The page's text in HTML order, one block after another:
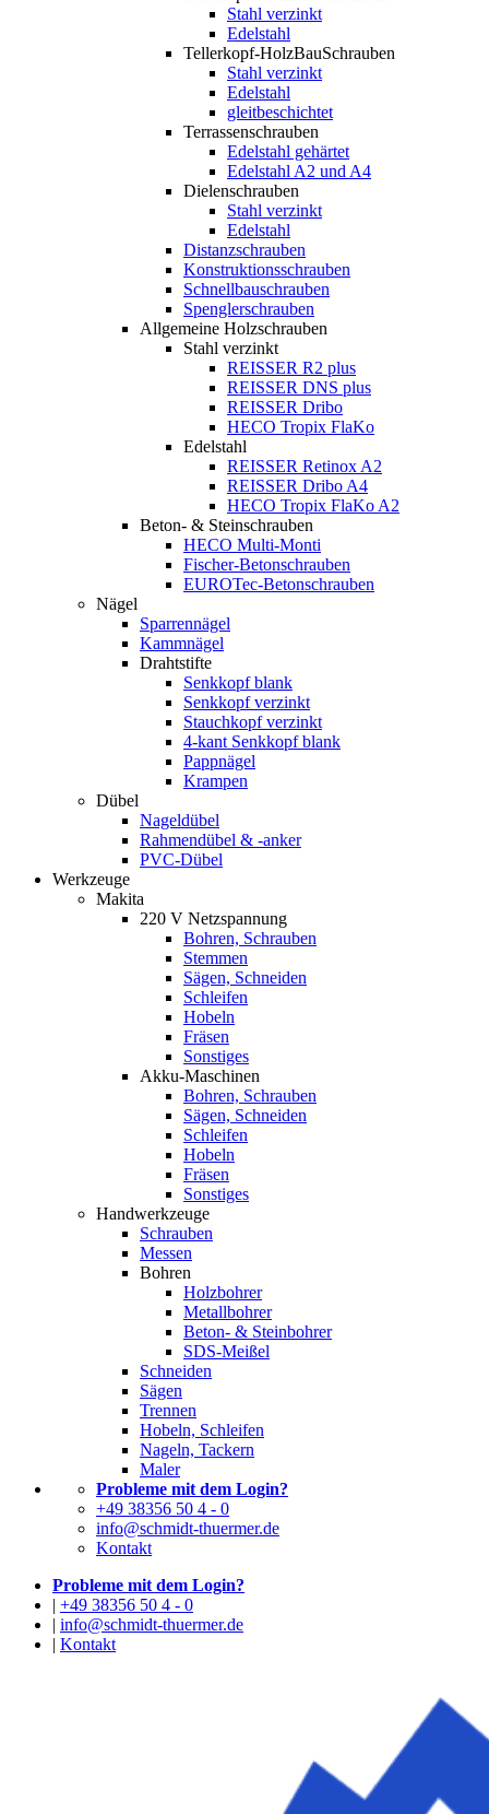
Stahl verzinkt
Edelstahl
Tellerkopf-HolzBauSchrauben
Stahl verzinkt
Edelstahl
gleitbeschichtet
Terrassenschrauben
Edelstahl gehärtet
Edelstahl A2 und A4
Dielenschrauben
Stahl verzinkt
Edelstahl
Distanzschrauben
Konstruktionsschrauben
Schnellbauschrauben
Spenglerschrauben
Allgemeine Holzschrauben
Stahl verzinkt
REISSER R2 plus
REISSER DNS plus
REISSER Dribo
HECO Tropix FlaKo
Edelstahl
REISSER Retinox A2
REISSER Dribo A4
HECO Tropix FlaKo A2
Beton- & Steinschrauben
HECO Multi-Monti
Fischer-Betonschrauben
EUROTec-Betonschrauben
Nägel
Sparrennägel
Kammnägel
Drahtstifte
Senkkopf blank
Senkkopf verzinkt
Stauchkopf verzinkt
4-kant Senkkopf blank
Pappnägel
Krampen
Dübel
Nageldübel
Rahmendübel & -anker
PVC-Dübel
Werkzeuge
Makita
220 V Netzspannung
Bohren, Schrauben
Stemmen
Sägen, Schneiden
Schleifen
Hobeln
Fräsen
Sonstiges
Akku-Maschinen
Bohren, Schrauben
Sägen, Schneiden
Schleifen
Hobeln
Fräsen
Sonstiges
Handwerkzeuge
Schrauben
Messen
Bohren
Holzbohrer
Metallbohrer
Beton- & Steinbohrer
SDS-Meißel
Schneiden
Sägen
Trennen
Hobeln, Schleifen
Nageln, Tackern
Maler
Probleme mit dem Login?
+49 38356 50 4 - 0
info@schmidt-thuermer.de
Kontakt
Probleme mit dem Login?
| +49 38356 50 4 - 0
| info@schmidt-thuermer.de
| Kontakt